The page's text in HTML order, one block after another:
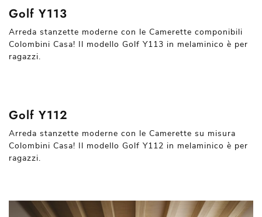
Golf Y113
Arreda stanzette moderne con le Camerette componibili
Colombini Casa! Il modello Golf Y113 in melaminico è per
ragazzi.
Golf Y112
Arreda stanzette moderne con le Camerette su misura
Colombini Casa! Il modello Golf Y112 in melaminico è per
ragazzi.